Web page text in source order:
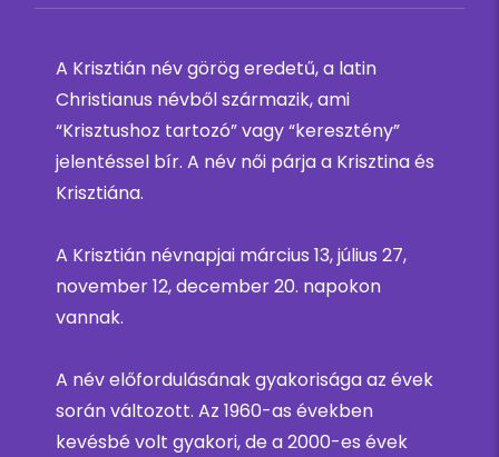
A Krisztián név görög eredetű, a latin
Christianus névből származik, ami
“Krisztushoz tartozó” vagy “keresztény”
jelentéssel bír. A név női párja a Krisztina és
Krisztiána.
A Krisztián névnapjai március 13, július 27,
november 12, december 20. napokon
vannak.
A név előfordulásának gyakorisága az évek
során változott. Az 1960-as években
kevésbé volt gyakori, de a 2000-es évek